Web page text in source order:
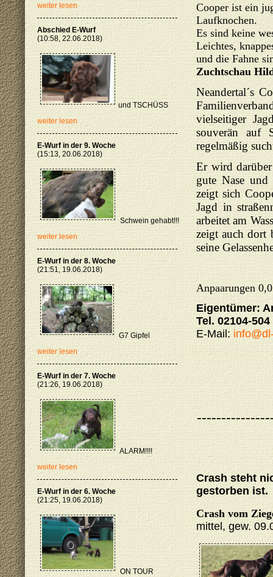
weiter lesen
Abschied E-Wurf
(10:58, 22.06.2018)
und TSCHÜSS
weiter lesen
E-Wurf in der 9. Woche
(15:13, 20.06.2018)
Schwein gehabt!!!
weiter lesen
E-Wurf in der 8. Woche
(21:51, 19.06.2018)
G7 Gipfel
weiter lesen
E-Wurf in der 7. Woche
(21:26, 19.06.2018)
ALARM!!!!
weiter lesen
E-Wurf in der 6. Woche
(21:25, 19.06.2018)
ON TOUR
Cooper ist ein
Laufknochen.
Es sind keine
Leichtes,
und die Fahne
Zuchtschau
Neandertal´s
vielseitiger
souverän auf
regelmäßig
Er wird
gute Nase und
zeigt sich
Jagd in
arbeitet am
zeigt auch dort
seine
Anpaarungen
Eigentümer:
Tel. 02104-
E-Mail:
Crash steht
gestorben ist.
Crash vom
mittel, gew.